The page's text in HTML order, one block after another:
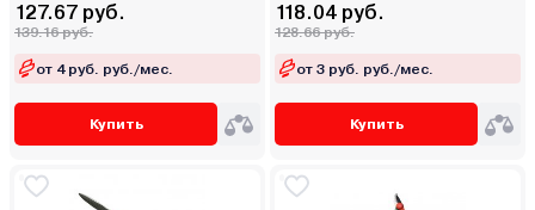
127.67 руб.
139.16 руб.
от 4 руб. руб./мес.
Купить
118.04 руб.
128.66 руб.
от 3 руб. руб./мес.
Купить